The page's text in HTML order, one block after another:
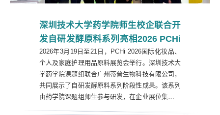
深圳技术大学药学院师生校企联合开
发自研发酵原料系列亮相2026 PCHi
​2026年3月19日至21日，PCHi 2026国际化妆品、
个人及家庭护理用品原料展览会举行。深圳技术大
学药学院课题组联合广州蒂普生物科技有限公司，
共同展示了自研发酵原料系列阶段性成果。该系列
由药学院课题组师生参与研发，在企业展位集中亮